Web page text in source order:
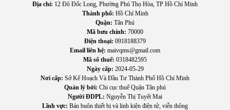
Địa chỉ: 12 Đô Đốc Long, Phường Phú Thọ Hòa, TP Hồ Chí Minh
Thành phố: Hồ Chí Minh
Quận: Tân Phú
Mã bưu chính: 70000
Điện thoại: 0918188379
Email liên hệ: maivqms@gmail.com
Mã số thuế: 0318482595
Ngày cấp: 2024-05-29
Nơi cấp: Sở Kế Hoạch Và Đầu Tư Thành Phố Hồ Chí Minh
Quản lý bởi: Chi cục thuế Quận Tân phú
Người ĐDPL: Nguyễn Thị Tuyết Mai
Lĩnh vực: Bán buôn thiết bị và linh kiện điện tử, viễn thông